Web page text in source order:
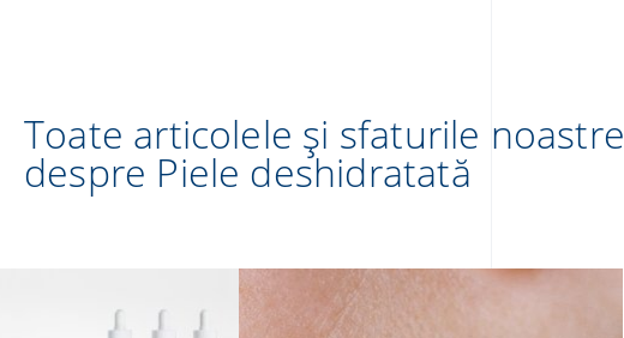
Toate articolele și sfaturile noastre
despre Piele deshidratată